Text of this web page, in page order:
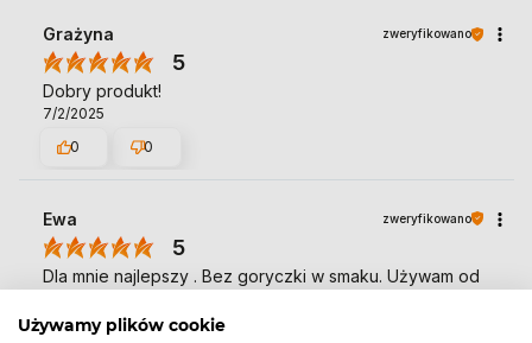
Używamy plików cookie
Grażyna zweryfikowano
5
Dobry produkt!
7/2/2025
0
0
Ewa zweryfikowano
5
Dla mnie najlepszy . Bez goryczki w smaku. Używam od
2/10/2025